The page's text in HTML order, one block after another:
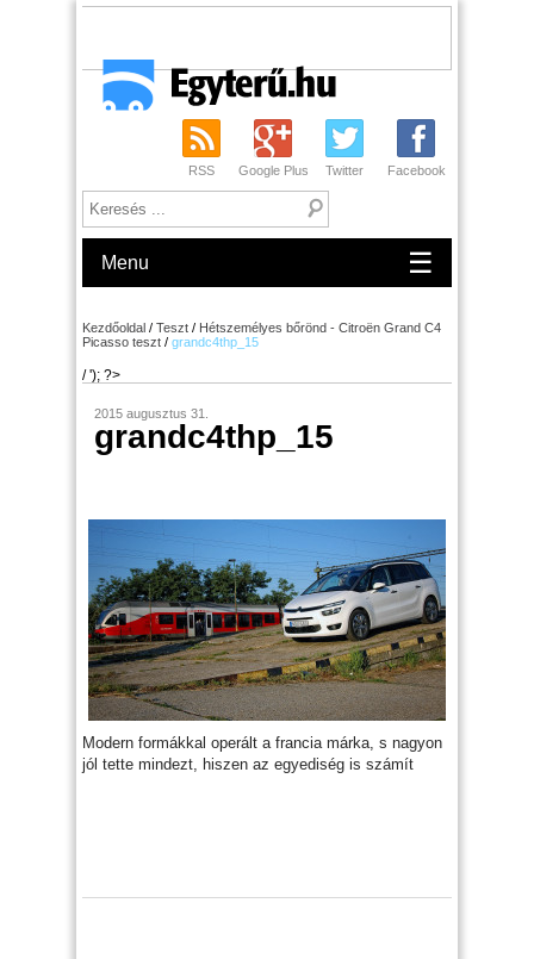
RSS Google Plus Twitter Facebook
Menu ☰
Kezdőoldal / Teszt / Hétszemélyes bőrönd - Citroёn Grand C4
Picasso teszt / grandc4thp_15
/ '); ?>
2015 augusztus 31.
grandc4thp_15
Modern formákkal operált a francia márka, s nagyon
jól tette mindezt, hiszen az egyediség is számít